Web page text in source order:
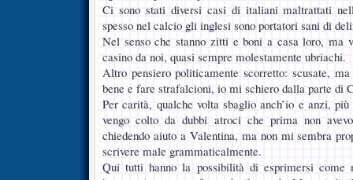
Ci sono stati diversi casi di italiani maltrattati
spesso nel calcio gli inglesi sono portatori sani di
Nel senso che stanno zitti e boni a casa loro, ma
casino da noi, quasi sempre molestamente ubriachi.
Altro pensiero politicamente scorretto: scusate,
bene e fare strafalcioni, io mi schiero dalla parte di
Per carità, qualche volta sbaglio anch’io e anzi,
vengo colto da dubbi atroci che prima non
chiedendo aiuto a Valentina, ma non mi sembra
scrivere male grammaticalmente.
Qui tutti hanno la possibilità di esprimersi come